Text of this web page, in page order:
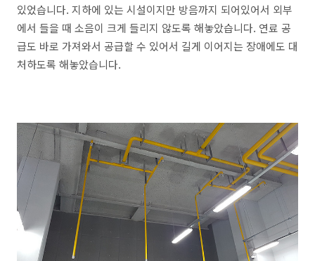
있었습니다. 지하에 있는 시설이지만 방음까지 되어있어서 외부
에서 들을 때 소음이 크게 들리지 않도록 해놓았습니다. 연료 공
급도 바로 가져와서 공급할 수 있어서 길게 이어지는 장애에도 대
처하도록 해놓았습니다.